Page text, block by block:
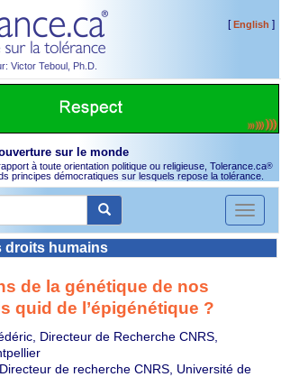
Victor Teboul, Ph.D.
[English ]
sur le monde
à toute orientation politique ou religieuse, Tolerance.ca®
principes démocratiques sur lesquels repose la tolérance.
Toggle
droits humains
de la génétique de nos
quid de l’épigénétique ?
Directeur de Recherche CNRS,
de recherche CNRS, Université de